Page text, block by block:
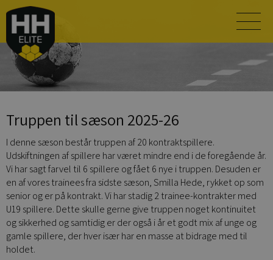
Truppen til sæson 2025-26
I denne sæson består truppen af 20 kontraktspillere.
Udskiftningen af spillere har været mindre end i de foregående år.
Vi har sagt farvel til 6 spillere og fået 6 nye i truppen. Desuden er
en af vores trainees fra sidste sæson, Smilla Hede, rykket op som
senior og er på kontrakt. Vi har stadig 2 trainee-kontrakter med
U19 spillere. Dette skulle gerne give truppen noget kontinuitet
og sikkerhed og samtidig er der også i år et godt mix af unge og
gamle spillere, der hver især har en masse at bidrage med til
holdet.